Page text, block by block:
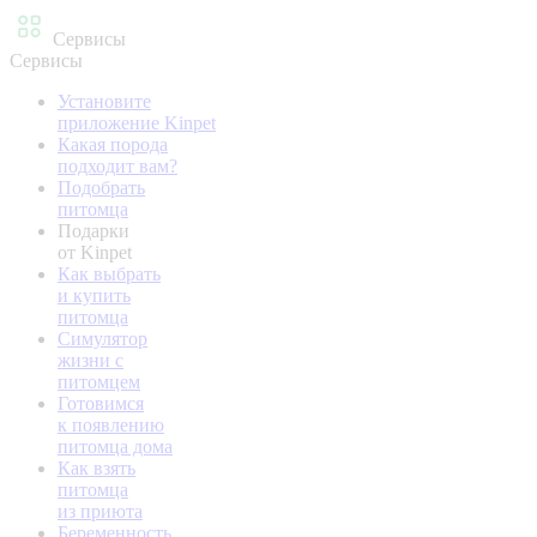
Сервисы
Сервисы
Установите
приложение Kinpet
Какая порода
подходит вам?
Подобрать
питомца
Подарки
от Kinpet
Как выбрать
и купить
питомца
Симулятор
жизни с
питомцем
Готовимся
к появлению
питомца дома
Как взять
питомца
из приюта
Беременность